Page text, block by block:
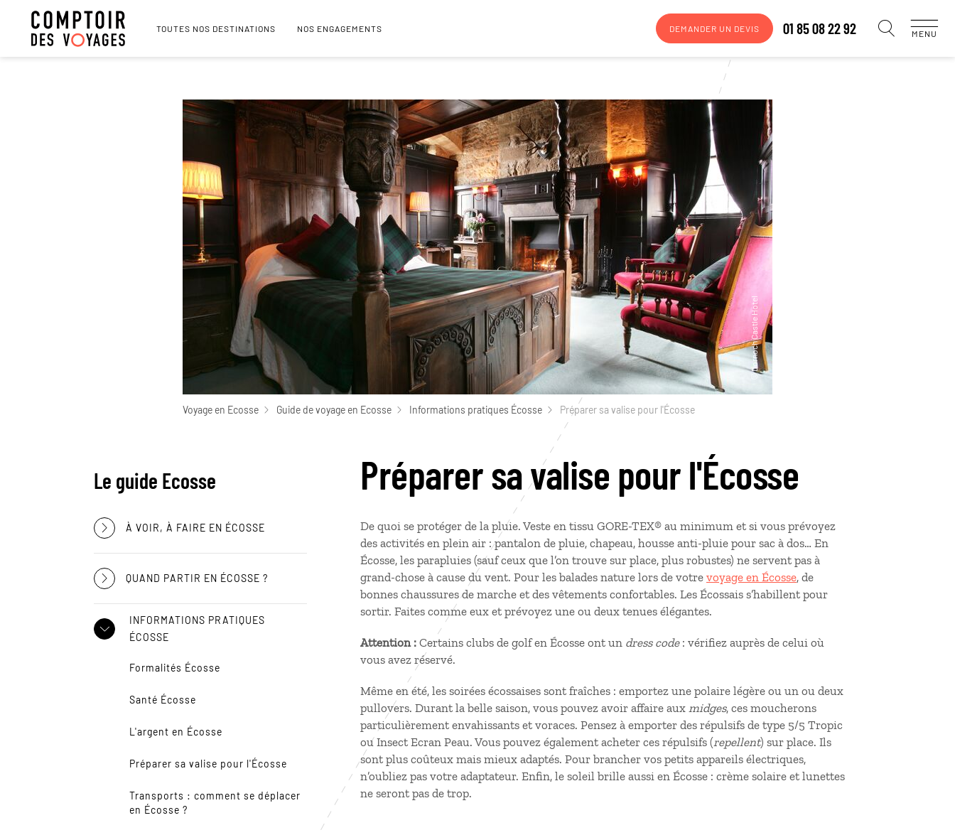
TOUTES NOS DESTINATIONS NOS ENGAGEMENTS DEMANDER UN DEVIS 01 85 08 22 92 MENU
Voyage en Ecosse Guide de voyage en Ecosse Informations pratiques Écosse Préparer sa valise pour l'Écosse
Le guide Ecosse
À VOIR, À FAIRE EN ÉCOSSE
QUAND PARTIR EN ÉCOSSE ?
INFORMATIONS PRATIQUES
ÉCOSSE
Formalités Écosse
Santé Écosse
L'argent en Écosse
Préparer sa valise pour l'Écosse
Transports : comment se déplacer
en Écosse ?
Préparer sa valise pour l'Écosse
De quoi se protéger de la pluie. Veste en tissu GORE-TEX® au minimum et si vous prévoyez
des activités en plein air : pantalon de pluie, chapeau, housse anti-pluie pour sac à dos… En
Écosse, les parapluies (sauf ceux que l’on trouve sur place, plus robustes) ne servent pas à
grand-chose à cause du vent. Pour les balades nature lors de votre voyage en Écosse, de
bonnes chaussures de marche et des vêtements confortables. Les Écossais s’habillent pour
sortir. Faites comme eux et prévoyez une ou deux tenues élégantes.
Attention : Certains clubs de golf en Écosse ont un dress code: vérifiez auprès de celui où
vous avez réservé.
Même en été, les soirées écossaises sont fraîches : emportez une polaire légère ou un ou deux
pullovers. Durant la belle saison, vous pouvez avoir affaire aux midges, ces moucherons
particulièrement envahissants et voraces. Pensez à emporter des répulsifs de type 5/5 Tropic
ou Insect Ecran Peau. Vous pouvez également acheter ces répulsifs (repellent) sur place. Ils
sont plus coûteux mais mieux adaptés. Pour brancher vos petits appareils électriques,
n’oubliez pas votre adaptateur. Enfin, le soleil brille aussi en Écosse : crème solaire et lunettes
ne seront pas de trop.